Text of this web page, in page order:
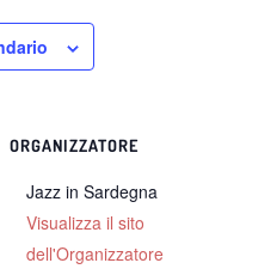
ORGANIZZATORE
Jazz in Sardegna
Visualizza il sito
dell'Organizzatore